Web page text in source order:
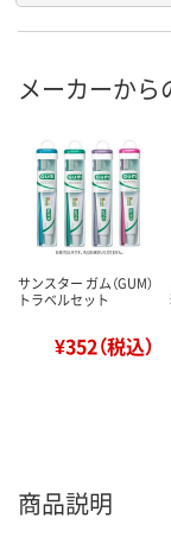
メーカーから
サンスター ガム（GUM）
トラベルセット
¥352（税込）
商品説明